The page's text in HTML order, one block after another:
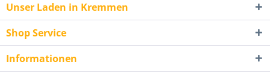
Unser Laden in Kremmen
Shop Service
Informationen